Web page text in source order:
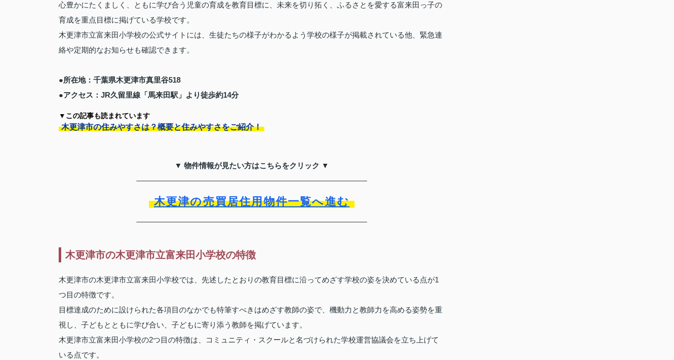
心豊かにたくましく、ともに学び合う児童の育成を教育目標に、未来を切り拓く、ふるさとを愛する富来田っ子の
育成を重点目標に掲げている学校です。
木更津市立富来田小学校の公式サイトには、生徒たちの様子がわかるよう学校の様子が掲載されている他、緊急連
絡や定期的なお知らせも確認できます。
●所在地：千葉県木更津市真里谷518
●アクセス：JR久留里線「馬来田駅」より徒歩約14分
▼この記事も読まれています
木更津市の住みやすさは？概要と住みやすさをご紹介！
▼ 物件情報が見たい方はこちらをクリック ▼
木更津の売買居住用物件一覧へ進む
木更津市の木更津市立富来田小学校の特徴
木更津市の木更津市立富来田小学校では、先述したとおりの教育目標に沿ってめざす学校の姿を決めている点が1
つ目の特徴です。
目標達成のために設けられた各項目のなかでも特筆すべきはめざす教師の姿で、機動力と教師力を高める姿勢を重
視し、子どもとともに学び合い、子どもに寄り添う教師を掲げています。
木更津市立富来田小学校の2つ目の特徴は、コミュニティ・スクールと名づけられた学校運営協議会を立ち上げて
いる点です。